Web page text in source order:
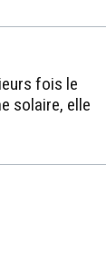
fois le
solaire, elle